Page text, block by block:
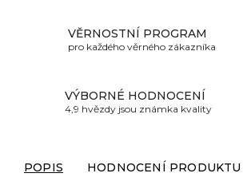
VĚRNOSTNÍ PROGRAM
pro každého věrného zákazníka
VÝBORNÉ HODNOCENÍ
4,9 hvězdy jsou známka kvality
POPIS HODNOCENÍ PRODUKTU